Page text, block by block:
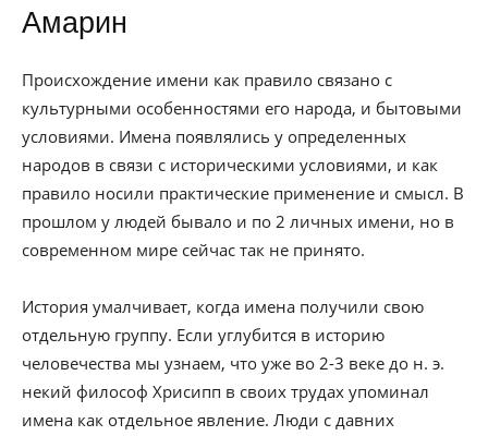
Амарин
Происхождение имени как правило связано с
культурными особенностями его народа, и бытовыми
условиями. Имена появлялись у определенных
народов в связи с историческими условиями, и как
правило носили практические применение и смысл. В
прошлом у людей бывало и по 2 личных имени, но в
современном мире сейчас так не принято.
История умалчивает, когда имена получили свою
отдельную группу. Если углубится в историю
человечества мы узнаем, что уже во 2-3 веке до н. э.
некий философ Хрисипп в своих трудах упоминал
имена как отдельное явление. Люди с давних